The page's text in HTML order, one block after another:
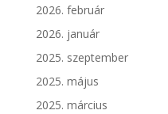
2026. február
2026. január
2025. szeptember
2025. május
2025. március